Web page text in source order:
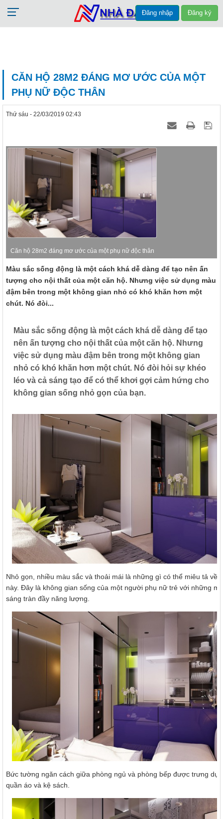
Đăng nhập Đăng ký
CĂN HỘ 28M2 ĐÁNG MƠ ƯỚC CỦA MỘT
PHỤ NỮ ĐỘC THÂN
Thứ sáu - 22/03/2019 02:43
Căn hộ 28m2 đáng mơ ước của một phụ nữ độc thân
Màu sắc sống động là một cách khá dễ dàng để tạo nên ấn
tượng cho nội thất của một căn hộ. Nhưng việc sử dụng màu
đậm bên trong một không gian nhỏ có khó khăn hơn một
chút. Nó đòi...
Màu sắc sống động là một cách khá dễ dàng để tạo
nên ấn tượng cho nội thất của một căn hộ. Nhưng
việc sử dụng màu đậm bên trong một không gian
nhỏ có khó khăn hơn một chút. Nó đòi hỏi sự khéo
léo và cả sáng tạo để có thể khơi gợi cảm hứng cho
không gian sống nhỏ gọn của bạn.
Nhỏ gọn, nhiều màu sắc và thoải mái là những gì có thể miêu tả về
này. Đây là không gian sống của một người phụ nữ trẻ với những
sáng tràn đầy năng lượng.
Bức tường ngăn cách giữa phòng ngủ và phòng bếp được trưng
quần áo và kệ sách.